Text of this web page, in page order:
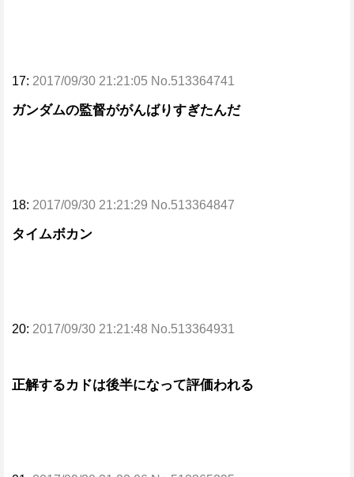
17: 2017/09/30 21:21:05 No.513364741
ガンダムの監督ががんばりすぎたんだ
18: 2017/09/30 21:21:29 No.513364847
タイムボカン
20: 2017/09/30 21:21:48 No.513364931
正解するカドは後半になって評価われる